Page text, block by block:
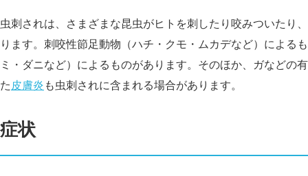
虫刺されは、さまざまな昆虫がヒトを刺したり咬みついたり
ります。刺咬性節足動物（ハチ・クモ・ムカデなど）による
ミ・ダニなど）によるものがあります。そのほか、ガなどの
た皮膚炎も虫刺されに含まれる場合があります。
症状